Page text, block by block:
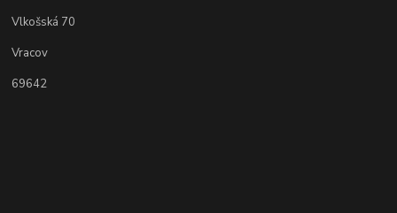
Vlkošská 70
Vracov
69642